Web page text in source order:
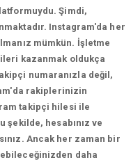
Şimdi,
Instagram'da her
mümkün. İşletme
kazanmak oldukça
numaranızla değil,
rakiplerinizin
takipçi hilesi ile
şekilde, hesabınız ve
Ancak her zaman bir
daha